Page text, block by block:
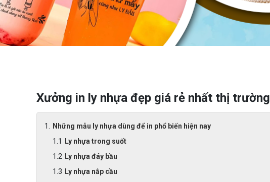
Xưởng in ly nhựa đẹp giá rẻ nhất thị trường
Những mẫu ly nhựa dùng để in phổ biến hiện nay
Ly nhựa trong suốt
Ly nhựa đáy bầu
Ly nhựa nắp cầu